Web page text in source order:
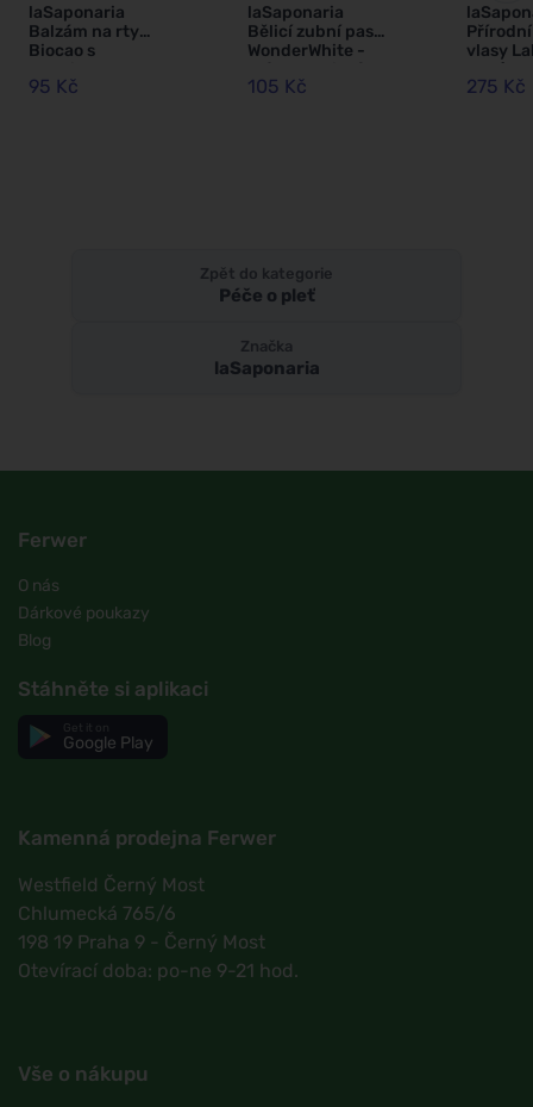
laSaponaria
Balzám na rty
Biocao s
hyaluronovou
95 Kč
laSaponaria
Bělicí zubní pasta
WonderWhite -
uhlí BIO (75 ml)
105 Kč
vlasy
BIO
lískový
275 Kč
Zpět do kategorie
Péče o pleť
Značka
laSaponaria
Ferwer
O nás
Dárkové poukazy
Blog
Stáhněte si aplikaci
Google Play
Kamenná prodejna Ferwer
Westfield Černý Most
Chlumecká 765/6
198 19 Praha 9 - Černý Most
Otevírací doba: po-ne 9-21 hod.
Vše o nákupu